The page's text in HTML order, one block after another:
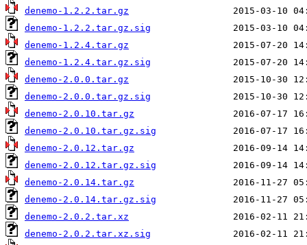
denemo-1.2.2.tar.gz
denemo-1.2.2.tar.gz.sig
denemo-1.2.4.tar.gz
denemo-1.2.4.tar.gz.sig
denemo-2.0.0.tar.gz
denemo-2.0.0.tar.gz.sig
denemo-2.0.10.tar.gz
denemo-2.0.10.tar.gz.sig
denemo-2.0.12.tar.gz
denemo-2.0.12.tar.gz.sig
denemo-2.0.14.tar.gz
denemo-2.0.14.tar.gz.sig
denemo-2.0.2.tar.xz
denemo-2.0.2.tar.xz.sig